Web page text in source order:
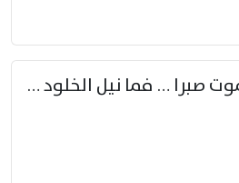
فصبرا في مجال الموت صبرا … فما نيل الخلود بمستطاع